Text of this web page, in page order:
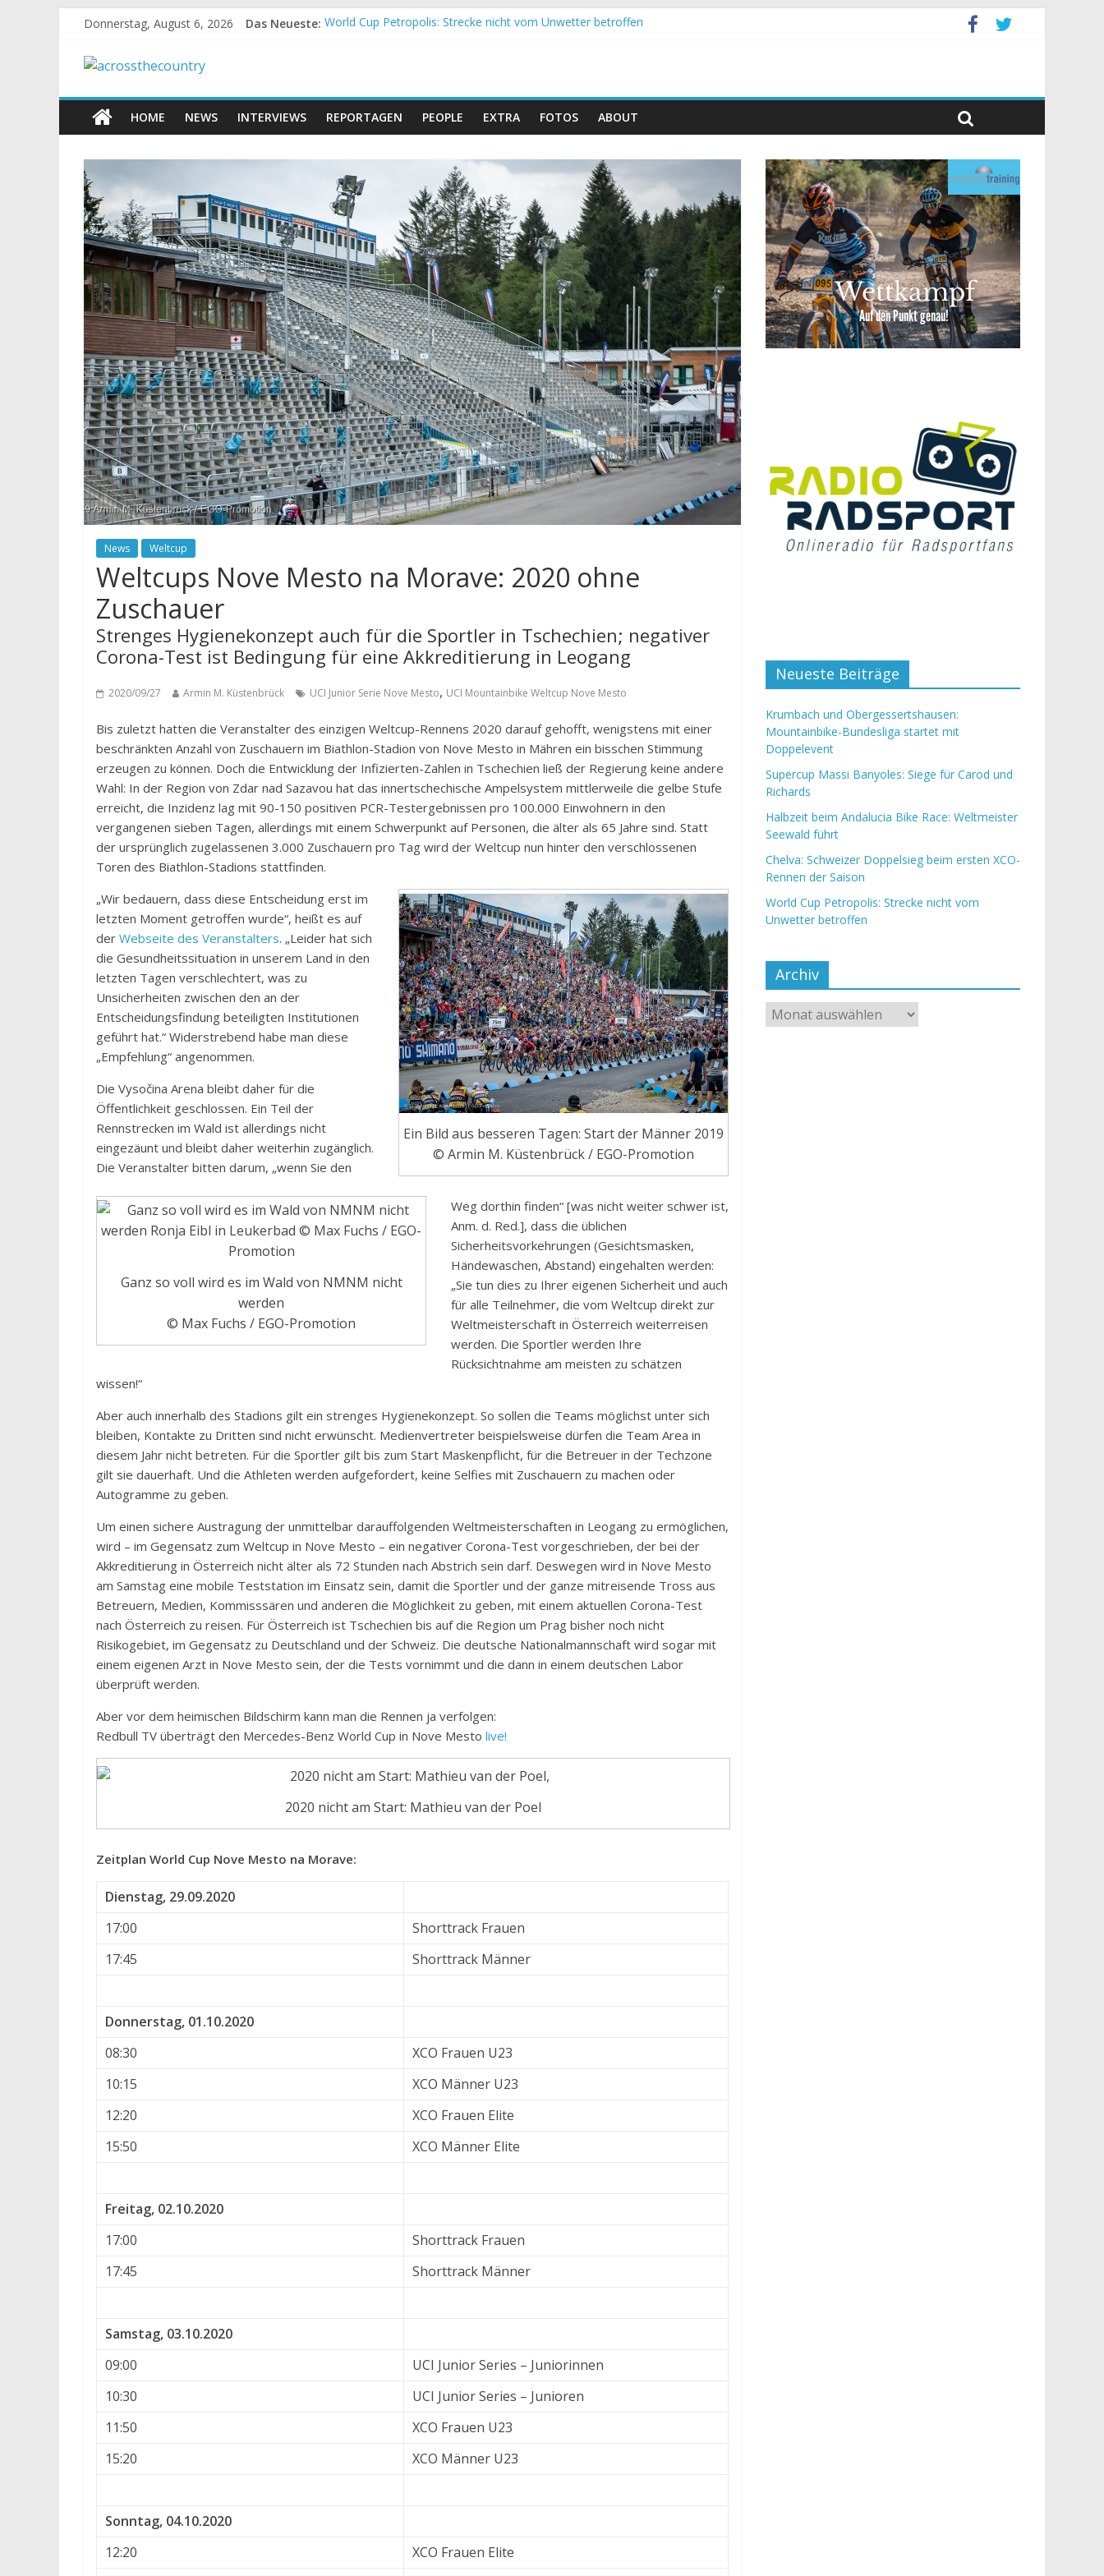
Donnerstag, August 6, 2026 Das Neueste: World Cup Petropolis: Strecke nicht vom Unwetter betroffen
Chelva: Schweizer Doppelsieg beim ersten XCO-Rennen der Saison
HOME
NEWS INTERVIEWS REPORTAGEN PEOPLE EXTRA FOTOS ABOUT
News Weltcup
Weltcups Nove Mesto na Morave: 2020 ohne
Zuschauer
Strenges Hygienekonzept auch für die Sportler in Tschechien; negativer
Corona-Test ist Bedingung für eine Akkreditierung in Leogang
2020/09/27 Armin M. Küstenbrück UCI Junior Serie Nove Mesto, UCI Mountainbike Weltcup Nove Mesto
Bis zuletzt hatten die Veranstalter des einzigen Weltcup-Rennens 2020 darauf gehofft, wenigstens mit einer
beschränkten Anzahl von Zuschauern im Biathlon-Stadion von Nove Mesto in Mähren ein bisschen Stimmung
erzeugen zu können. Doch die Entwicklung der Infizierten-Zahlen in Tschechien ließ der Regierung keine andere
Wahl: In der Region von Zdar nad Sazavou hat das innertschechische Ampelsystem mittlerweile die gelbe Stufe
erreicht, die Inzidenz lag mit 90-150 positiven PCR-Testergebnissen pro 100.000 Einwohnern in den
vergangenen sieben Tagen, allerdings mit einem Schwerpunkt auf Personen, die älter als 65 Jahre sind. Statt
der ursprünglich zugelassenen 3.000 Zuschauern pro Tag wird der Weltcup nun hinter den verschlossenen
Toren des Biathlon-Stadions stattfinden.
Ein Bild aus besseren Tagen: Start der Männer 2019
© Armin M. Küstenbrück / EGO-Promotion
„Wir bedauern, dass diese Entscheidung erst im
letzten Moment getroffen wurde“, heißt es auf
der Webseite des Veranstalters. „Leider hat sich
die Gesundheitssituation in unserem Land in den
letzten Tagen verschlechtert, was zu
Unsicherheiten zwischen den an der
Entscheidungsfindung beteiligten Institutionen
geführt hat.“ Widerstrebend habe man diese
„Empfehlung“ angenommen.
Ganz so voll wird es im Wald von NMNM nicht
werden
© Max Fuchs / EGO-Promotion
Die Vysočina Arena bleibt daher für die
Öffentlichkeit geschlossen. Ein Teil der
Rennstrecken im Wald ist allerdings nicht
eingezäunt und bleibt daher weiterhin zugänglich.
Die Veranstalter bitten darum, „wenn Sie den
Weg dorthin finden“ [was nicht weiter schwer ist,
Anm. d. Red.], dass die üblichen
Sicherheitsvorkehrungen (Gesichtsmasken,
Händewaschen, Abstand) eingehalten werden:
„Sie tun dies zu Ihrer eigenen Sicherheit und auch
für alle Teilnehmer, die vom Weltcup direkt zur
Weltmeisterschaft in Österreich weiterreisen
werden. Die Sportler werden Ihre
Rücksichtnahme am meisten zu schätzen
wissen!“
Aber auch innerhalb des Stadions gilt ein strenges Hygienekonzept. So sollen die Teams möglichst unter sich
bleiben, Kontakte zu Dritten sind nicht erwünscht. Medienvertreter beispielsweise dürfen die Team Area in
diesem Jahr nicht betreten. Für die Sportler gilt bis zum Start Maskenpflicht, für die Betreuer in der Techzone
gilt sie dauerhaft. Und die Athleten werden aufgefordert, keine Selfies mit Zuschauern zu machen oder
Autogramme zu geben.
Um einen sichere Austragung der unmittelbar darauffolgenden Weltmeisterschaften in Leogang zu ermöglichen,
wird – im Gegensatz zum Weltcup in Nove Mesto – ein negativer Corona-Test vorgeschrieben, der bei der
Akkreditierung in Österreich nicht älter als 72 Stunden nach Abstrich sein darf. Deswegen wird in Nove Mesto
am Samstag eine mobile Teststation im Einsatz sein, damit die Sportler und der ganze mitreisende Tross aus
Betreuern, Medien, Kommisssären und anderen die Möglichkeit zu geben, mit einem aktuellen Corona-Test
nach Österreich zu reisen. Für Österreich ist Tschechien bis auf die Region um Prag bisher noch nicht
Risikogebiet, im Gegensatz zu Deutschland und der Schweiz. Die deutsche Nationalmannschaft wird sogar mit
einem eigenen Arzt in Nove Mesto sein, der die Tests vornimmt und die dann in einem deutschen Labor
überprüft werden.
Aber vor dem heimischen Bildschirm kann man die Rennen ja verfolgen:
Redbull TV überträgt den Mercedes-Benz World Cup in Nove Mesto live!
2020 nicht am Start: Mathieu van der Poel
Zeitplan World Cup Nove Mesto na Morave:
Dienstag, 29.09.2020
17:00
Shorttrack Frauen
17:45
Shorttrack Männer
Donnerstag, 01.10.2020
08:30
XCO Frauen U23
10:15
XCO Männer U23
12:20
XCO Frauen Elite
15:50
XCO Männer Elite
Freitag, 02.10.2020
17:00
Shorttrack Frauen
17:45
Shorttrack Männer
Samstag, 03.10.2020
09:00
UCI Junior Series – Juniorinnen
10:30
UCI Junior Series – Junioren
11:50
XCO Frauen U23
15:20
XCO Männer U23
Sonntag, 04.10.2020
12:20
XCO Frauen Elite
Neueste Beiträge
Krumbach und Obergessertshausen:
Mountainbike-Bundesliga startet mit
Doppelevent
Supercup Massi Banyoles: Siege für Carod und
Richards
Halbzeit beim Andalucia Bike Race: Weltmeister
Seewald führt
Chelva: Schweizer Doppelsieg beim ersten XCO-
Rennen der Saison
World Cup Petropolis: Strecke nicht vom
Unwetter betroffen
Archiv